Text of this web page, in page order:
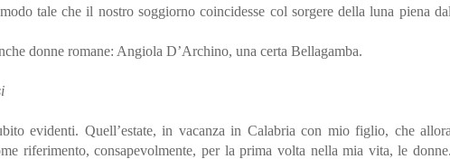
tale che il nostro soggiorno coincidesse col sorgere della luna piena dal
donne romane: Angiola D’Archino, una certa Bellagamba.
evidenti. Quell’estate, in vacanza in Calabria con mio figlio, che allora
riferimento, consapevolmente, per la prima volta nella mia vita, le donne.